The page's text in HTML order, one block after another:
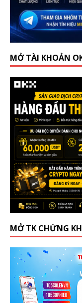
MỞ TÀI KHOẢN
MỞ TK CHỨNG